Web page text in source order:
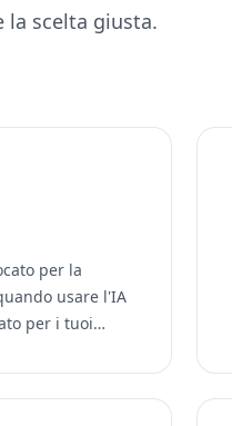
la scelta giusta.
per la
usare l'IA
per i tuoi